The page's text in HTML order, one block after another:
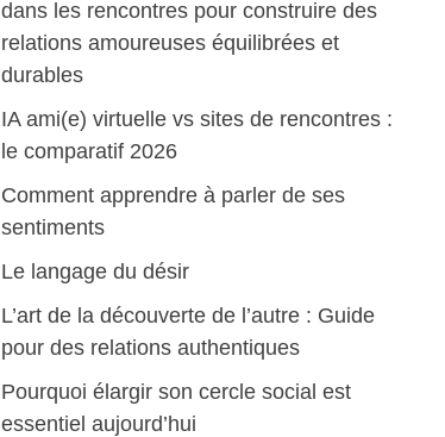
dans les rencontres pour construire des
relations amoureuses équilibrées et
durables
IA ami(e) virtuelle vs sites de rencontres :
le comparatif 2026
Comment apprendre à parler de ses
sentiments
Le langage du désir
L’art de la découverte de l’autre : Guide
pour des relations authentiques
Pourquoi élargir son cercle social est
essentiel aujourd’hui